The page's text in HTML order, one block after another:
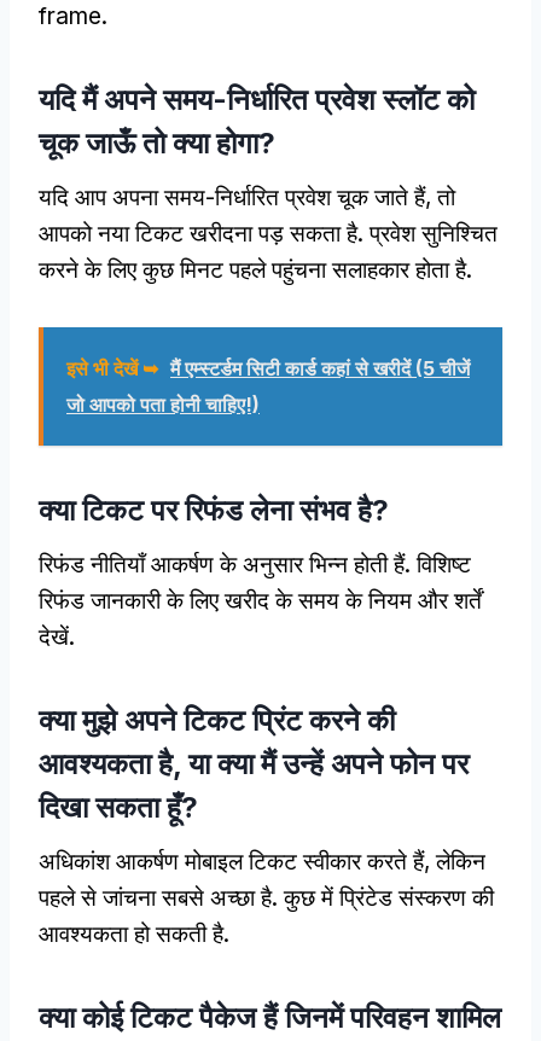
frame.
यदि मैं अपने समय-निर्धारित प्रवेश स्लॉट को
चूक जाऊँ तो क्या होगा?
यदि आप अपना समय-निर्धारित प्रवेश चूक जाते हैं, तो
आपको नया टिकट खरीदना पड़ सकता है. प्रवेश सुनिश्चित
करने के लिए कुछ मिनट पहले पहुंचना सलाहकार होता है.
इसे भी देखें ➥ मैं एम्स्टर्डम सिटी कार्ड कहां से खरीदें (5 चीजें
जो आपको पता होनी चाहिए!)
क्या टिकट पर रिफंड लेना संभव है?
रिफंड नीतियाँ आकर्षण के अनुसार भिन्न होती हैं. विशिष्ट
रिफंड जानकारी के लिए खरीद के समय के नियम और शर्तें
देखें.
क्या मुझे अपने टिकट प्रिंट करने की
आवश्यकता है, या क्या मैं उन्हें अपने फोन पर
दिखा सकता हूँ?
अधिकांश आकर्षण मोबाइल टिकट स्वीकार करते हैं, लेकिन
पहले से जांचना सबसे अच्छा है. कुछ में प्रिंटेड संस्करण की
आवश्यकता हो सकती है.
क्या कोई टिकट पैकेज हैं जिनमें परिवहन शामिल